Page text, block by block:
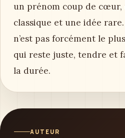
un prénom coup de
classique et une idée
n’est pas forcément le
qui reste juste, tendre et
la durée.
AUTEUR